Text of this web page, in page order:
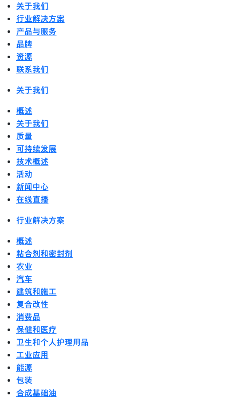
关于我们
行业解决方案
产品与服务
品牌
资源
联系我们
关于我们
概述
关于我们
质量
可持续发展
技术概述
活动
新闻中心
在线直播
行业解决方案
概述
粘合剂和密封剂
农业
汽车
建筑和施工
复合改性
消费品
保健和医疗
卫生和个人护理用品
工业应用
能源
包装
合成基础油